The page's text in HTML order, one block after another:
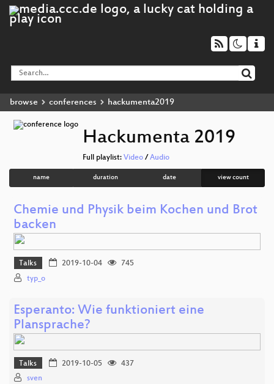
browse conferences hackumenta2019
Hackumenta 2019
Full playlist: Video / Audio
name duration date view count
Chemie und Physik beim Kochen und Brot
backen
Talks 2019-10-04
745
typ_o
Esperanto: Wie funktioniert eine
Plansprache?
Talks 2019-10-05
437
sven